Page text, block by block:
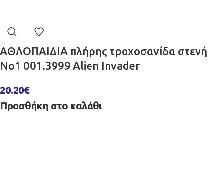
ΑΘΛΟΠΑΙΔΙΑ πλήρης τροχοσανίδα στενή
No1 001.3999 Alien Invader
20.20€
Προσθήκη στο καλάθι